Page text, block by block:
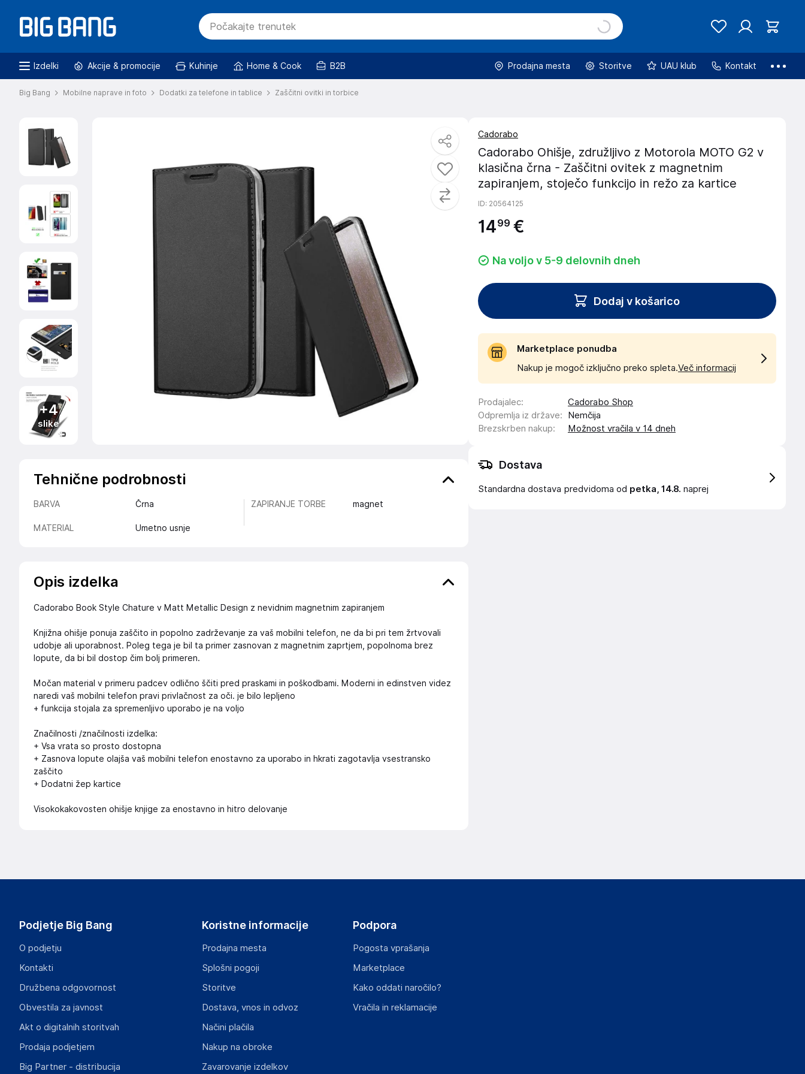
Izdelki Akcije & promocije Kuhinje Home & Cook B2B Prodajna mesta Storitve UAU klub Kontakt
Big Bang Mobilne naprave in foto Dodatki za telefone in tablice Zaščitni ovitki in torbice
+4
slike
Tehnične podrobnosti
BARVA Črna ZAPIRANJE TORBE magnet
MATERIAL Umetno usnje
Opis izdelka
Cadorabo Book Style Chature v Matt Metallic Design z nevidnim magnetnim zapiranjem
Knjižna ohišje ponuja zaščito in popolno zadrževanje za vaš mobilni telefon, ne da bi pri tem žrtvovali
udobje ali uporabnost. Poleg tega je bil ta primer zasnovan z magnetnim zaprtjem, popolnoma brez
lopute, da bi bil dostop čim bolj primeren.
Močan material v primeru padcev odlično ščiti pred praskami in poškodbami. Moderni in edinstven videz
naredi vaš mobilni telefon pravi privlačnost za oči. je bilo lepljeno
+ funkcija stojala za spremenljivo uporabo je na voljo
Značilnosti /značilnosti izdelka:
+ Vsa vrata so prosto dostopna
+ Zasnova lopute olajša vaš mobilni telefon enostavno za uporabo in hkrati zagotavlja vsestransko
zaščito
+ Dodatni žep kartice
Visokokakovosten ohišje knjige za enostavno in hitro delovanje
Cadorabo
Cadorabo Ohišje, združljivo z Motorola MOTO G2 v
klasična črna - Zaščitni ovitek z magnetnim
zapiranjem, stoječo funkcijo in režo za kartice
ID: 20564125
1499 €
Na voljo v 5-9 delovnih dneh
Dodaj v košarico
Marketplace ponudba
Nakup je mogoč izključno preko spleta.Več informacij
Prodajalec:
Cadorabo Shop
Odpremlja iz države:
Nemčija
Brezskrben nakup: Možnost vračila v 14 dneh
Dostava
Standardna dostava predvidoma od petka, 14.8. naprej
Podjetje Big Bang
O podjetju
Kontakti
Družbena odgovornost
Obvestila za javnost
Akt o digitalnih storitvah
Prodaja podjetjem
Big Partner - distribucija
Koristne informacije
Prodajna mesta
Splošni pogoji
Storitve
Dostava, vnos in odvoz
Načini plačila
Nakup na obroke
Zavarovanje izdelkov
Podpora
Pogosta vprašanja
Marketplace
Kako oddati naročilo?
Vračila in reklamacije